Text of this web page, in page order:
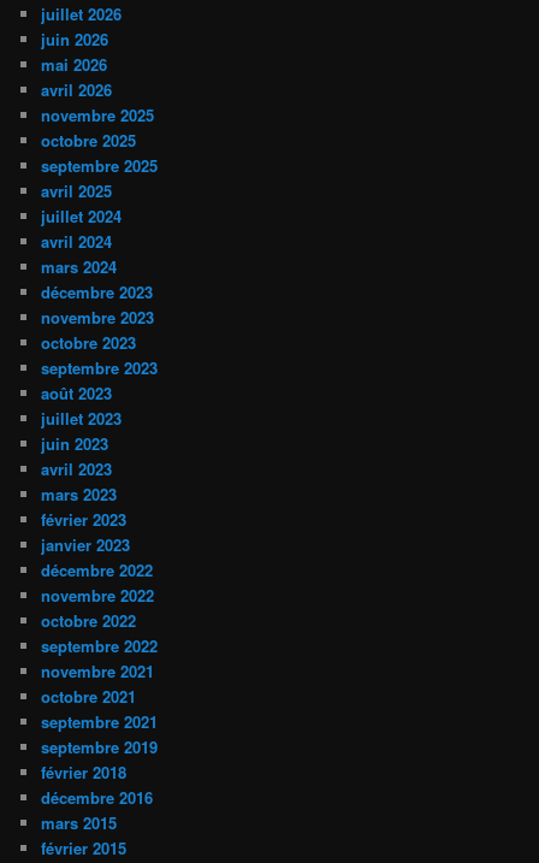
juillet 2026
juin 2026
mai 2026
avril 2026
novembre 2025
octobre 2025
septembre 2025
avril 2025
juillet 2024
avril 2024
mars 2024
décembre 2023
novembre 2023
octobre 2023
septembre 2023
août 2023
juillet 2023
juin 2023
avril 2023
mars 2023
février 2023
janvier 2023
décembre 2022
novembre 2022
octobre 2022
septembre 2022
novembre 2021
octobre 2021
septembre 2021
septembre 2019
février 2018
décembre 2016
mars 2015
février 2015